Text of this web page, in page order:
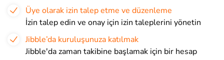
Üye olarak izin talep etme ve düzenleme
İzin talep edin ve onay için izin taleplerini yönetin
Jibble’da kuruluşunuza katılmak
Jibble'da zaman takibine başlamak için bir hesap